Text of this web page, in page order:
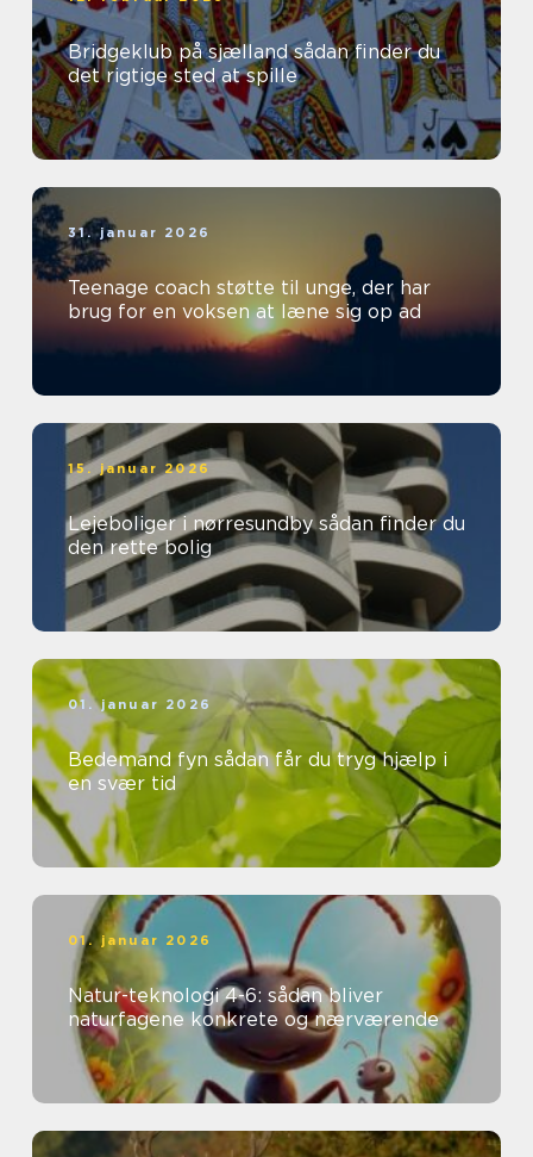
Bridgeklub på sjælland sådan finder du
det rigtige sted at spille
31. januar 2026
Teenage coach støtte til unge, der har
brug for en voksen at læne sig op ad
15. januar 2026
Lejeboliger i nørresundby sådan finder du
den rette bolig
01. januar 2026
Bedemand fyn sådan får du tryg hjælp i
en svær tid
01. januar 2026
Natur-teknologi 4-6: sådan bliver
naturfagene konkrete og nærværende